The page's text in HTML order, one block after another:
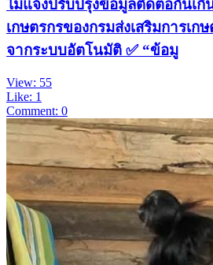
ไม่แจ้งปรับปรุงข้อมูลติดต่อกันเกิ
เกษตรกรของกรมส่งเสริมการเ
จากระบบอัตโนมัติ ✅ “ข้อมู
View: 55
Like: 1
Comment: 0